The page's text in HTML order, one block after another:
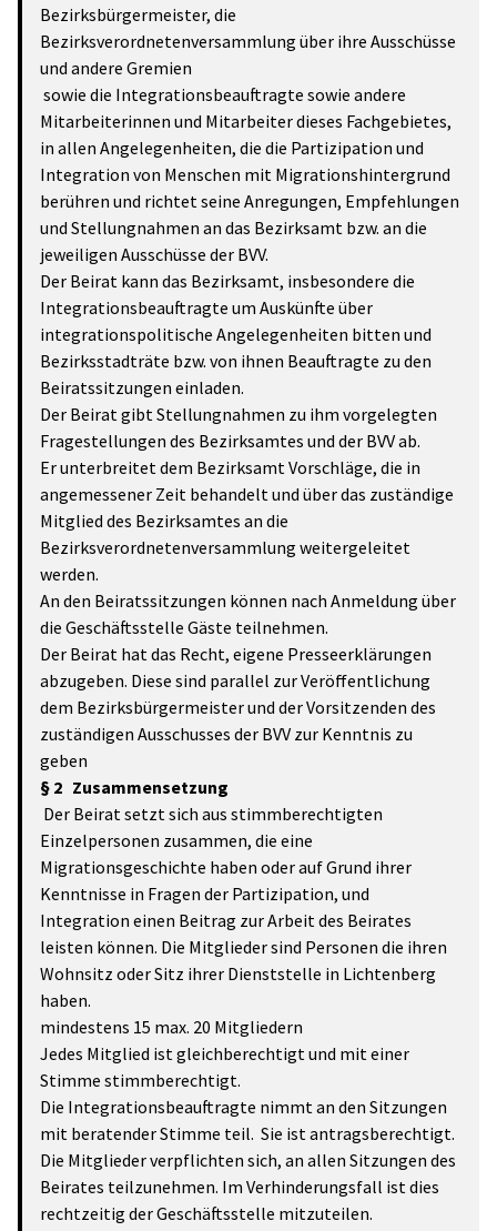
Bezirksbürgermeister, die
Bezirksverordnetenversammlung über ihre Ausschüsse
und andere Gremien
sowie die Integrationsbeauftragte sowie andere
Mitarbeiterinnen und Mitarbeiter dieses Fachgebietes,
in allen Angelegenheiten, die die Partizipation und
Integration von Menschen mit Migrationshintergrund
berühren und richtet seine Anregungen, Empfehlungen
und Stellungnahmen an das Bezirksamt bzw. an die
jeweiligen Ausschüsse der BVV.
Der Beirat kann das Bezirksamt, insbesondere die
Integrationsbeauftragte um Auskünfte über
integrationspolitische Angelegenheiten bitten und
Bezirksstadträte bzw. von ihnen Beauftragte zu den
Beiratssitzungen einladen.
Der Beirat gibt Stellungnahmen zu ihm vorgelegten
Fragestellungen des Bezirksamtes und der BVV ab.
Er unterbreitet dem Bezirksamt Vorschläge, die in
angemessener Zeit behandelt und über das zuständige
Mitglied des Bezirksamtes an die
Bezirksverordnetenversammlung weitergeleitet
werden.
An den Beiratssitzungen können nach Anmeldung über
die Geschäftsstelle Gäste teilnehmen.
Der Beirat hat das Recht, eigene Presseerklärungen
abzugeben. Diese sind parallel zur Veröffentlichung
dem Bezirksbürgermeister und der Vorsitzenden des
zuständigen Ausschusses der BVV zur Kenntnis zu
geben
§ 2 Zusammensetzung
Der Beirat setzt sich aus stimmberechtigten
Einzelpersonen zusammen, die eine
Migrationsgeschichte haben oder auf Grund ihrer
Kenntnisse in Fragen der Partizipation, und
Integration einen Beitrag zur Arbeit des Beirates
leisten können. Die Mitglieder sind Personen die ihren
Wohnsitz oder Sitz ihrer Dienststelle in Lichtenberg
haben.
mindestens 15 max. 20 Mitgliedern
Jedes Mitglied ist gleichberechtigt und mit einer
Stimme stimmberechtigt.
Die Integrationsbeauftragte nimmt an den Sitzungen
mit beratender Stimme teil. Sie ist antragsberechtigt.
Die Mitglieder verpflichten sich, an allen Sitzungen des
Beirates teilzunehmen. Im Verhinderungsfall ist dies
rechtzeitig der Geschäftsstelle mitzuteilen.